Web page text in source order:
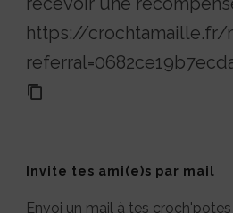
https://crochtamaille.fr/
Invite tes ami(e)s par mail
Envoi un mail à tes